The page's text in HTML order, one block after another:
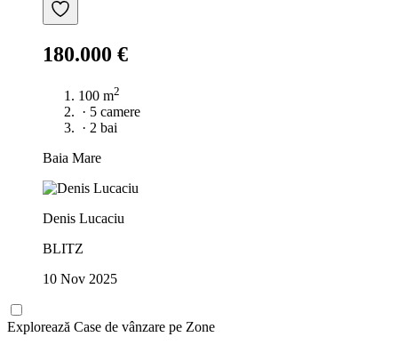
180.000 €
100 m2
· 5 camere
· 2 bai
Baia Mare
Denis Lucaciu
BLITZ
10 Nov 2025
Explorează Case de vânzare pe Zone